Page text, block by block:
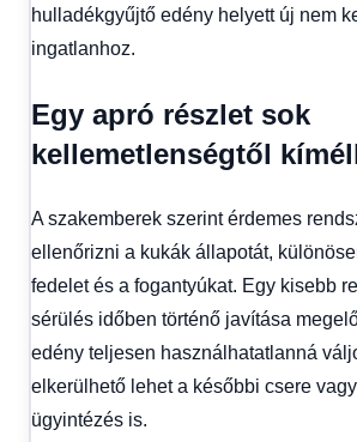
hulladékgyűjtő edény helyett új nem
ingatlanhoz.
Egy apró részlet sok
kellemetlenségtől
A szakemberek szerint érdemes
ellenőrizni a kukák állapotát,
fedelet és a fogantyúkat. Egy kisebb
sérülés időben történő javítása
edény teljesen használhatatlanná
elkerülhető lehet a későbbi csere
ügyintézés is.